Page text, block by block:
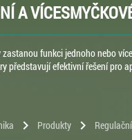
A
funkci jednoho nebo
představují efektivní řešení pro
chevron_right Produkty chevron_right